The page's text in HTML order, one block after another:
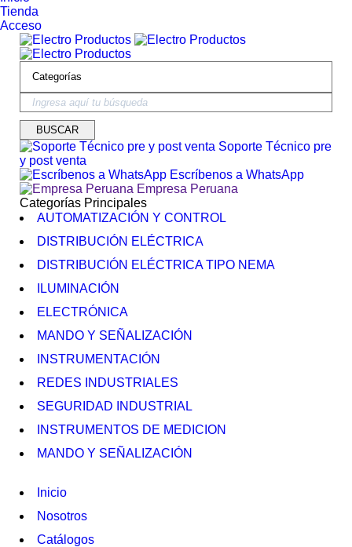
Tienda
Acceso
Soporte Técnico pre
y post venta
Escríbenos a WhatsApp
Empresa Peruana
Categorías Principales
AUTOMATIZACIÓN Y CONTROL
DISTRIBUCIÓN ELÉCTRICA
DISTRIBUCIÓN ELÉCTRICA TIPO NEMA
ILUMINACIÓN
ELECTRÓNICA
MANDO Y SEÑALIZACIÓN
INSTRUMENTACIÓN
REDES INDUSTRIALES
SEGURIDAD INDUSTRIAL
INSTRUMENTOS DE MEDICION
MANDO Y SEÑALIZACIÓN
Inicio
Nosotros
Catálogos